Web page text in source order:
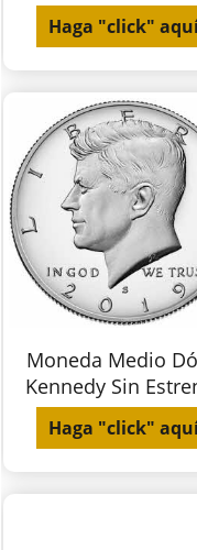
Haga "click"
Moneda Medio
Kennedy Sin
Haga "click"